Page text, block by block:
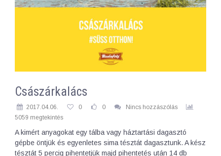
Császárkalács
2017.04.06. 0 0
Nincs hozzászólás
5059 megtekintés
A kimért anyagokat egy tálba vagy háztartási dagasztó
gépbe öntjük és egyenletes sima tésztát dagasztunk. A kész
tésztát 5 percig pihentetjük majd pihentetés után 14 db